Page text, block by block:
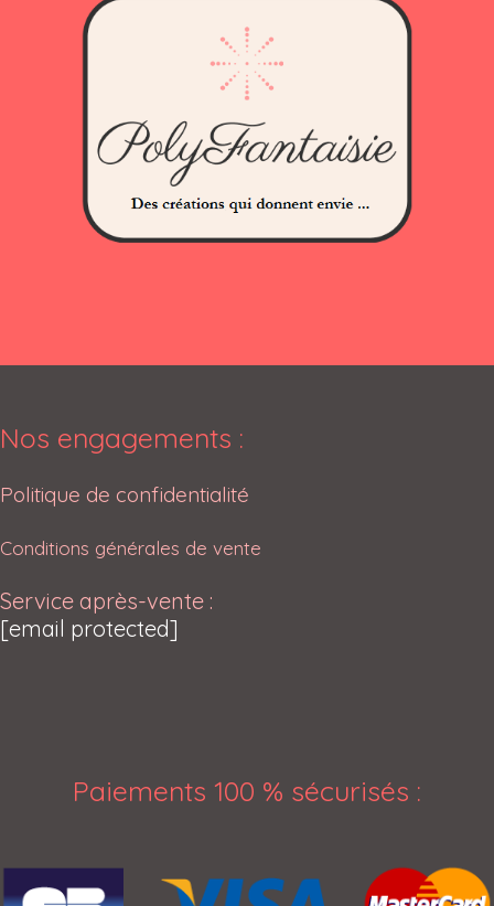
Nos engagements :
Politique de confidentialité
Conditions générales de vente
Service après-vente :
[email protected]
Paiements 100 % sécurisés :